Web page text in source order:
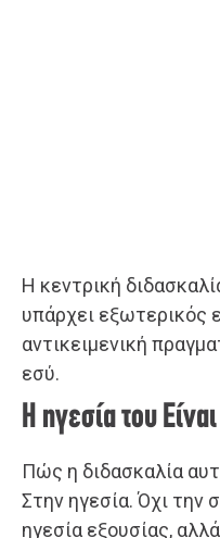
Η κεντρική
υπάρχει εξωτερικός
αντικειμενική
εσύ.
Η ηγεσία του Είναι
Πώς η διδασκαλία
Στην ηγεσία. Όχι την
ηγεσία εξουσίας,